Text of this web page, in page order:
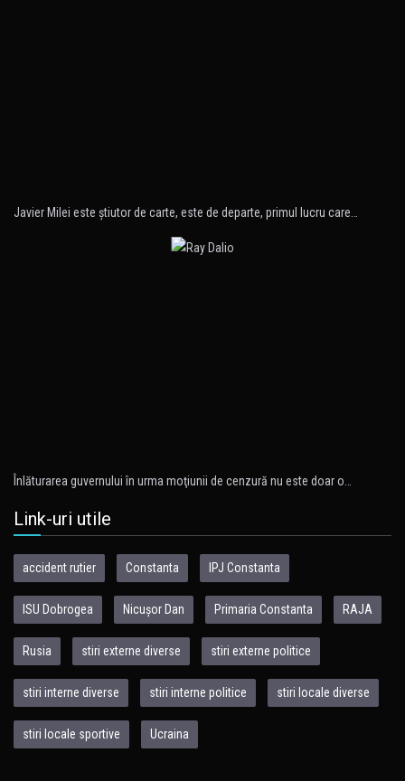
Javier Milei este ştiutor de carte, este de departe, primul lucru care…
Înlăturarea guvernului în urma moţiunii de cenzură nu este doar o…
Link-uri utile
accident rutier Constanta IPJ Constanta
ISU Dobrogea Nicușor Dan Primaria Constanta RAJA
Rusia stiri externe diverse stiri externe politice
stiri interne diverse stiri interne politice stiri locale diverse
stiri locale sportive Ucraina